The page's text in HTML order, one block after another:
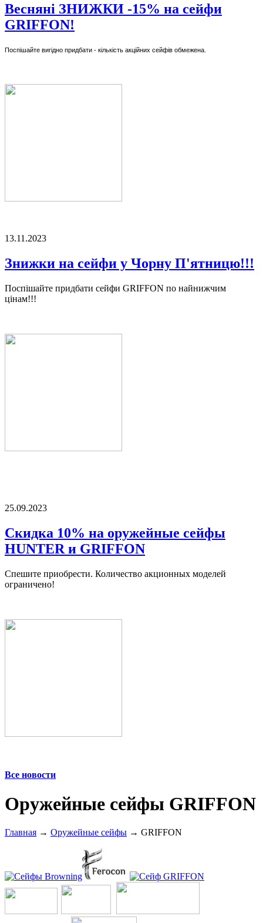
Весняні ЗНИЖКИ -15% на сейфи
GRIFFON!
Поспішайте вигідно придбати - кількість акційних сейфів обмежена.
13.11.2023
Знижки на сейфи у Чорну П'ятницю!!!
Поспішайте придбати сейфи GRIFFON по найнижчим
цінам!!!
25.09.2023
Скидка 10% на оружейные сейфы
HUNTER и GRIFFON
Спешите приобрести. Количество акционных моделей
ограничено!
Все новости
Оружейные сейфы GRIFFON
Главная → Оружейные сейфы → GRIFFON